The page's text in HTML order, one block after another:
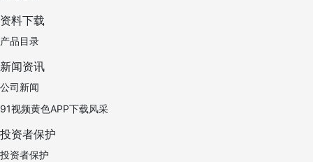
资料下载
产品目录
新闻资讯
公司新闻
91视频黄色APP下载风采
投资者保护
投资者保护